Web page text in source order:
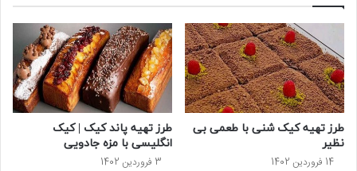
طرز تهیه کیک شنی با طعمی بی
نظیر
14 فروردین 1402
طرز تهیه پاند کیک | کیک
انگلیسی با مزه جادویی
3 فروردین 1402